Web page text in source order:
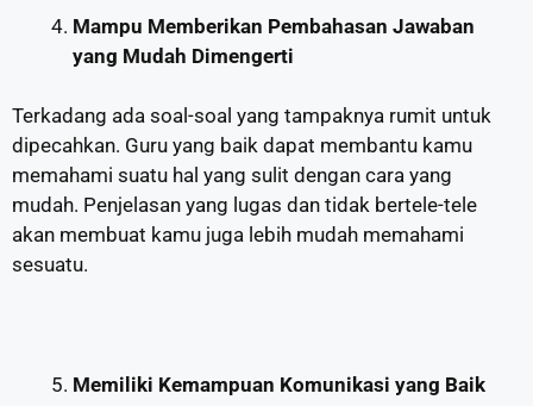
Mampu Memberikan Pembahasan Jawaban
yang Mudah Dimengerti
Terkadang ada soal-soal yang tampaknya rumit untuk
dipecahkan. Guru yang baik dapat membantu kamu
memahami suatu hal yang sulit dengan cara yang
mudah. Penjelasan yang lugas dan tidak bertele-tele
akan membuat kamu juga lebih mudah memahami
sesuatu.
Memiliki Kemampuan Komunikasi yang Baik